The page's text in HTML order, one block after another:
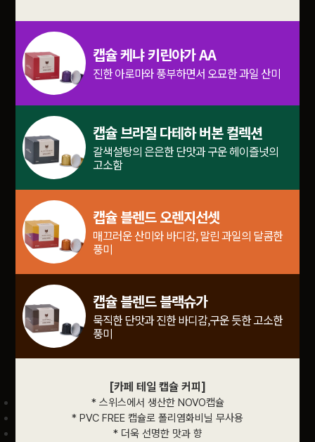
캡슐 케냐 키린야가 AA
진한 아로마와 풍부하면서 오묘한 과일 산미
캡슐 브라질 다테하 버본 컬렉션
갈색설탕의 은은한 단맛과 구운 헤이즐넛의
고소함
캡슐 블렌드 오렌지선셋
매끄러운 산미와 바디감, 말린 과일의 달콤한
풍미
캡슐 블렌드 블랙슈가
묵직한 단맛과 진한 바디감,구운 듯한 고소한
풍미
[카페 테일 캡슐 커피]
* 스위스에서 생산한 NOVO캡슐
* PVC FREE 캡슐로 폴리염화비닐 무사용
* 더욱 선명한 맛과 향